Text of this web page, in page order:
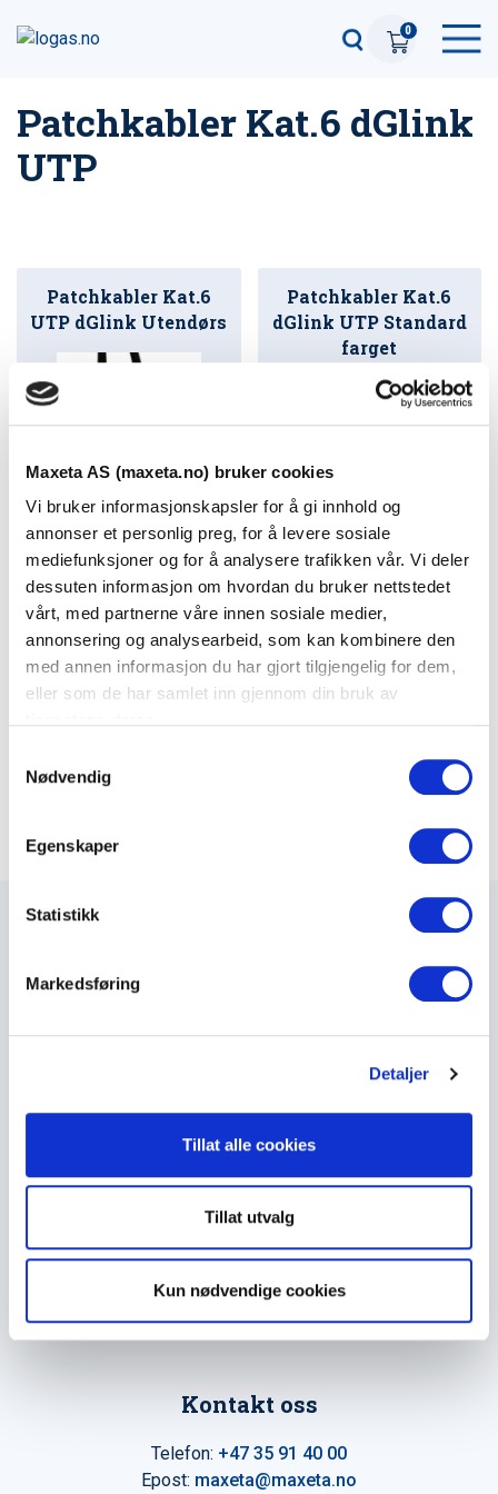
Maxeta AS (maxeta.no) bruker cookies
Vi bruker informasjonskapsler for å gi innhold og
annonser et personlig preg, for å levere sosiale
mediefunksjoner og for å analysere trafikken vår. Vi deler
dessuten informasjon om hvordan du bruker nettstedet
vårt, med partnerne våre innen sosiale medier,
annonsering og analysearbeid, som kan kombinere den
med annen informasjon du har gjort tilgjengelig for dem,
eller som de har samlet inn gjennom din bruk av
Nødvendig
Egenskaper
Statistikk
Markedsføring
Detaljer
Tillat alle cookies
Tillat utvalg
Kun nødvendige cookies
0
Patchkabler Kat.6 dGlink
UTP
Patchkabler Kat.6
UTP dGlink Utendørs
Patchkabler Kat.6
dGlink UTP Standard
farget
Patchkabler Kat.6
dGlink UTP Premium
Maxeta AS har forsynt Norge med elektro-tekniske
Hovedkontor
Amtmand Aallsgate 89
N-3716 Skien - Norge
Åpningstider
Man - fre 0800 - 1600
Kontakt oss
Telefon: +47 35 91 40 00
Epost: maxeta@maxeta.no